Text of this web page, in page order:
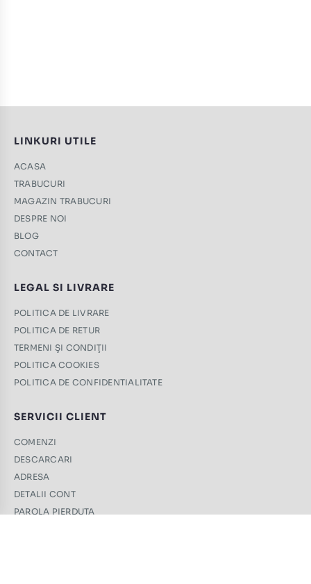
LINKURI UTILE
ACASA
TRABUCURI
MAGAZIN TRABUCURI
DESPRE NOI
BLOG
CONTACT
LEGAL SI LIVRARE
POLITICA DE LIVRARE
POLITICA DE RETUR
TERMENI ŞI CONDIŢII
POLITICA COOKIES
POLITICA DE CONFIDENTIALITATE
SERVICII CLIENT
COMENZI
DESCARCARI
ADRESA
DETALII CONT
PAROLA PIERDUTA